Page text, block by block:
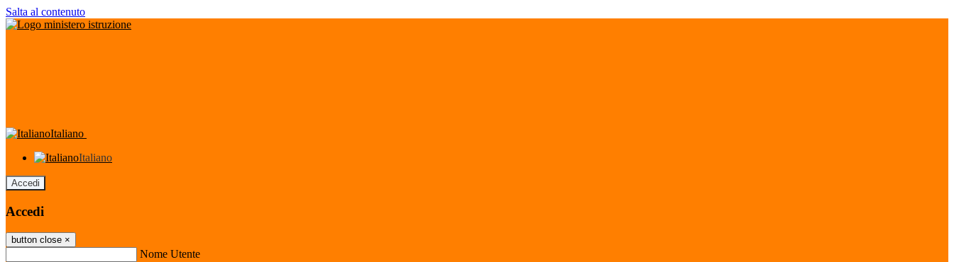
Salta al contenuto
Italiano
Italiano
Accedi
Accedi
button close ×
Nome Utente